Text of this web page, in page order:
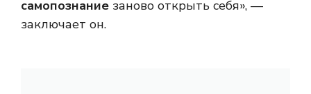
самопознание заново открыть себя», —
заключает он.